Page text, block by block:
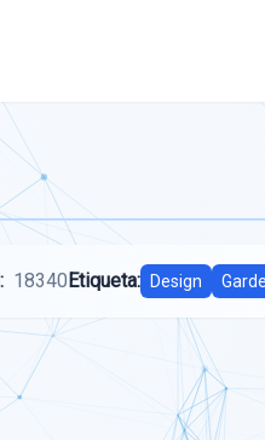
18340Etiqueta: Design